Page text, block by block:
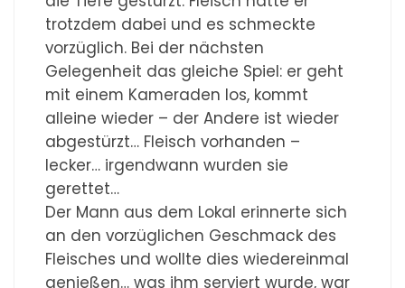
trotzdem dabei und es schmeckte
vorzüglich. Bei der nächsten
Gelegenheit das gleiche Spiel: er geht
mit einem Kameraden los, kommt
alleine wieder – der Andere ist wieder
abgestürzt… Fleisch vorhanden –
lecker… irgendwann wurden sie
gerettet…
Der Mann aus dem Lokal erinnerte sich
an den vorzüglichen Geschmack des
Fleisches und wollte dies wiedereinmal
genießen… was ihm serviert wurde, war